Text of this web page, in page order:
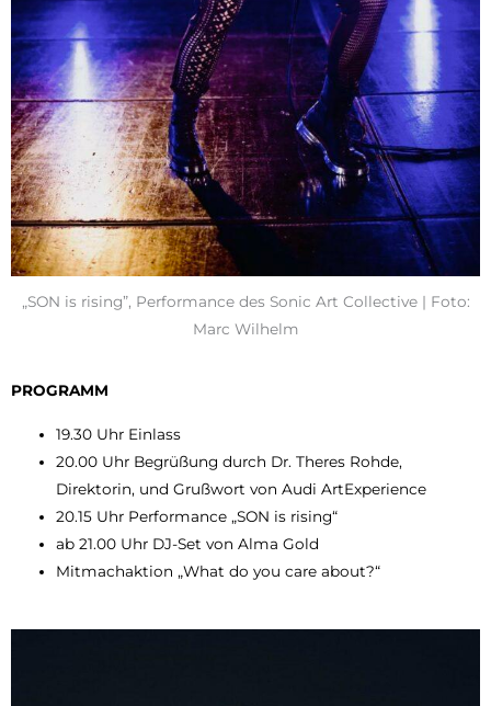
„SON is rising”, Performance des Sonic Art Collective | Foto:
Marc Wilhelm
PROGRAMM
19.30 Uhr Einlass
20.00 Uhr Begrüßung durch Dr. Theres Rohde,
Direktorin, und Grußwort von Audi ArtExperience
20.15 Uhr Performance „SON is rising“
ab 21.00 Uhr DJ-Set von Alma Gold
Mitmachaktion „What do you care about?“